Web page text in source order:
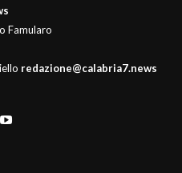
Famularo
redazione@calabria7.news